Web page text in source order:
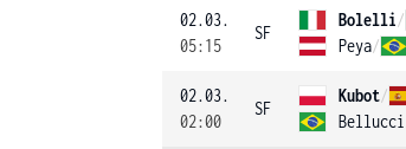
02.03.
05:15
SF
Bolelli/
Peya/
02.03.
02:00
SF
Kubot/
Bellucci